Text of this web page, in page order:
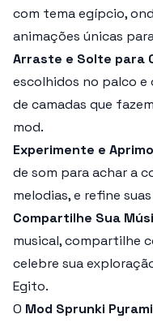
com tema egípcio,
animações únicas
Arraste e Solte para
escolhidos no palco e
de camadas que
mod.
Experimente e
de som para achar a
melodias, e refine
Compartilhe Sua
musical, compartilhe
celebre sua
Egito.
O Mod Sprunki